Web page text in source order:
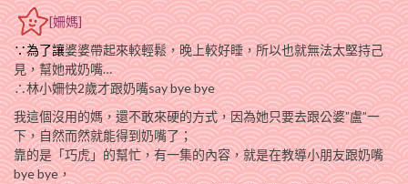
[姍媽]
∵為了讓婆婆帶起來較輕鬆，晚上較好睡，所以也就無法太堅持己
見，幫她戒奶嘴…
∴林小姍快2歲才跟奶嘴say bye bye
我這個沒用的媽，還不敢來硬的方式，因為她只要去跟公婆”盧”一
下，自然而然就能得到奶嘴了；
靠的是「巧虎」的幫忙，有一集的內容，就是在教導小朋友跟奶嘴
bye bye，